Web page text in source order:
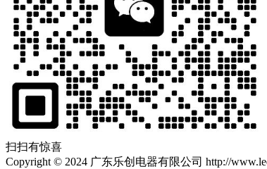
扫扫有惊喜
Copyright © 2024 广东乐创电器有限公司 http://